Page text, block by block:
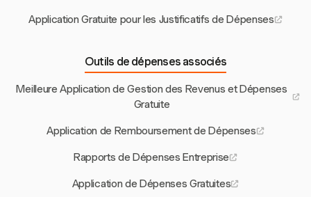
Application Gratuite pour les Justificatifs de Dépenses
Outils de dépenses associés
Meilleure Application de Gestion des Revenus et Dépenses
Gratuite
Application de Remboursement de Dépenses
Rapports de Dépenses Entreprise
Application de Dépenses Gratuites